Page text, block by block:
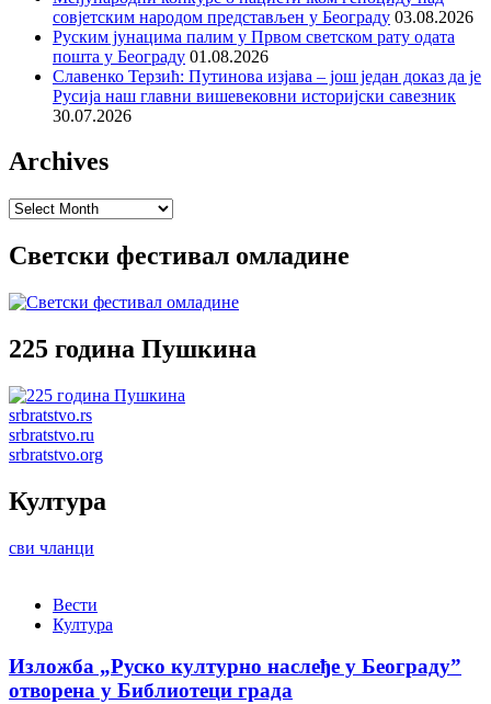
совјетским народом представљен у Београду 03.08.2026
Руским јунацима палим у Првом светском рату одата
пошта у Београду 01.08.2026
Славенко Терзић: Путинова изјава – још један доказ да је
Русија наш главни вишевековни историјски савезник
30.07.2026
Archives
Archives
Светски фестивал омладине
225 година Пушкина
srbratstvo.rs
srbratstvo.ru
srbratstvo.org
Култура
сви чланци
Вести
Култура
Изложба „Руско културно наслеђе у Београду”
отворена у Библиотеци града